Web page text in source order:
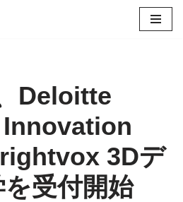
Deloitte
3Dデ
受付開始